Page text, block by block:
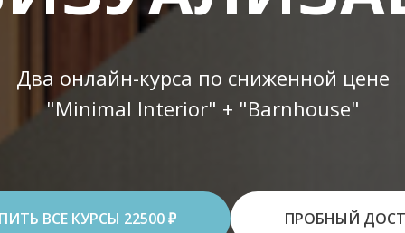
Два онлайн-курса по сниженной цене
"Minimal Interior" + "Barnhouse"
ВСЕ КУРСЫ 22500 ₽ ПРОБНЫЙ